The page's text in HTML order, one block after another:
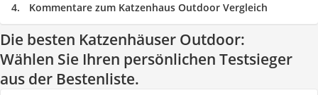
Kommentare zum Katzenhaus Outdoor Vergleich
Die besten Katzenhäuser Outdoor:
Wählen Sie Ihren persönlichen Testsieger
aus der Bestenliste.